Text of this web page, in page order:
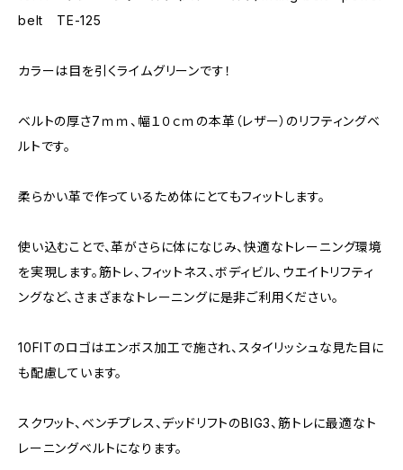
belt TE-125
カラーは目を引くライムグリーンです！
ベルトの厚さ7ｍｍ、幅１０ｃｍの本革（レザー）のリフティングベ
ルトです。
柔らかい革で作っているため体にとてもフィットします。
使い込むことで、革がさらに体になじみ、快適なトレーニング環境
を実現します。筋トレ、フィットネス、ボディビル、ウエイトリフティ
ングなど、さまざまなトレーニングに是非ご利用ください。
10FITのロゴはエンボス加工で施され、スタイリッシュな見た目に
も配慮しています。
スクワット、ベンチプレス、デッドリフトのBIG3、筋トレに最適なト
レーニングベルトになります。